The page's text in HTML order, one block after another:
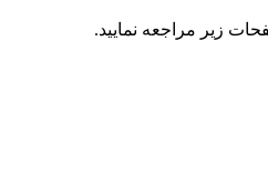
زیر مراجعه نمایید.